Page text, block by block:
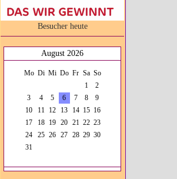
Besucher heute
August 2026
Mo Di Mi Do Fr Sa So
1
2
3
4 5 6 7 8
9
10
11 12 13 14 15 16
17
18 19 20 21 22 23
24
25 26 27 28 29 30
31